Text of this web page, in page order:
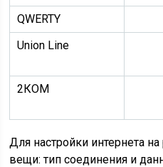
QWERTY
Union Line
2КОМ
Для настройки интернета
вещи: тип соединения и